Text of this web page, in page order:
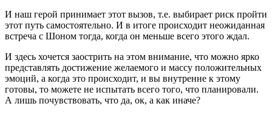
И наш герой принимает этот вызов, т.е. выбирает риск пройти
этот путь самостоятельно. И в итоге происходит неожиданная
встреча с Шоном тогда, когда он меньше всего этого ждал.
И здесь хочется заострить на этом внимание, что можно ярко
представлять достижение желаемого и массу положительных
эмоций, а когда это происходит, и вы внутренне к этому
готовы, то можете не испытать всего того, что планировали.
А лишь почувствовать, что да, ок, а как иначе?